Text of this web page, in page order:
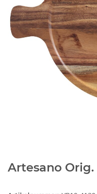
Artesano